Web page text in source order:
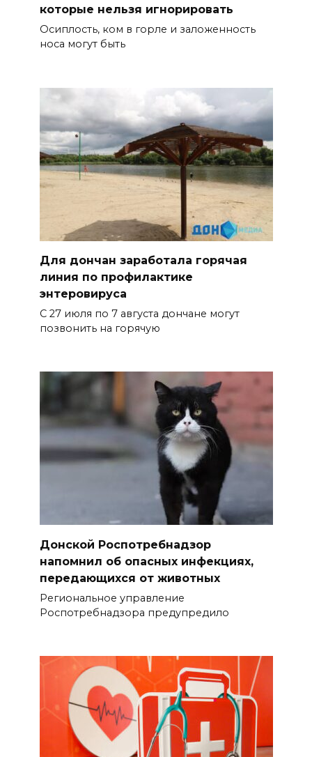
которые нельзя игнорировать
Осиплость, ком в горле и заложенность
носа могут быть
Для дончан заработала горячая
линия по профилактике
энтеровируса
С 27 июля по 7 августа дончане могут
позвонить на горячую
Донской Роспотребнадзор
напомнил об опасных инфекциях,
передающихся от животных
Региональное управление
Роспотребнадзора предупредило